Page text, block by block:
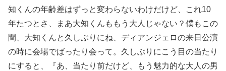
知くんの年齢差はずっと変わらないわけだけど、これ10
年たつとさ、まあ大知くんももう大人じゃない？僕もこの
間、大知くんと久しぶりにね、ディアンジェロの来日公演
の時に会場でばったり会って。久しぶりにこう目の当たり
にすると、『あ、当たり前だけど、もう魅力的な大人の男